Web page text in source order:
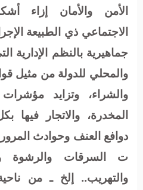
الأمن والأمان إزاء
الاجتماعي ذي الطبيعة
جماهيرية بالنظم الإدارية
والمحلي للدولة من مثيل
والشراء، وتزايد
المخدرة، والاتجار
دوافع العنف وحوادث
ت السرقات والرشوة
والتهريب.. إلخ ـ من